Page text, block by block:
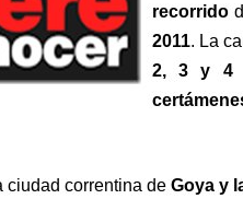
recorrido
2011. La
2, 3 y 4
ciudad correntina de Goya y